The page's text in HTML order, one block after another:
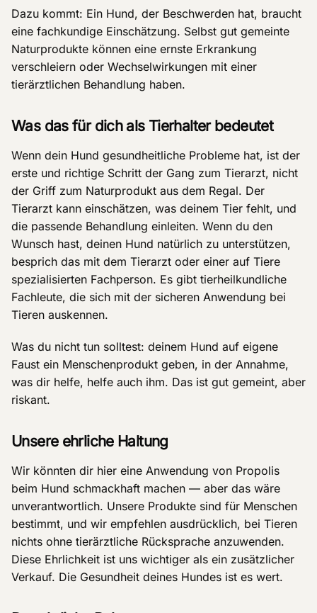
Dazu kommt: Ein Hund, der Beschwerden hat, braucht
eine fachkundige Einschätzung. Selbst gut gemeinte
Naturprodukte können eine ernste Erkrankung
verschleiern oder Wechselwirkungen mit einer
tierärztlichen Behandlung haben.
Was das für dich als Tierhalter bedeutet
Wenn dein Hund gesundheitliche Probleme hat, ist der
erste und richtige Schritt der Gang zum Tierarzt, nicht
der Griff zum Naturprodukt aus dem Regal. Der
Tierarzt kann einschätzen, was deinem Tier fehlt, und
die passende Behandlung einleiten. Wenn du den
Wunsch hast, deinen Hund natürlich zu unterstützen,
besprich das mit dem Tierarzt oder einer auf Tiere
spezialisierten Fachperson. Es gibt tierheilkundliche
Fachleute, die sich mit der sicheren Anwendung bei
Tieren auskennen.
Was du nicht tun solltest: deinem Hund auf eigene
Faust ein Menschenprodukt geben, in der Annahme,
was dir helfe, helfe auch ihm. Das ist gut gemeint, aber
riskant.
Unsere ehrliche Haltung
Wir könnten dir hier eine Anwendung von Propolis
beim Hund schmackhaft machen — aber das wäre
unverantwortlich. Unsere Produkte sind für Menschen
bestimmt, und wir empfehlen ausdrücklich, bei Tieren
nichts ohne tierärztliche Rücksprache anzuwenden.
Diese Ehrlichkeit ist uns wichtiger als ein zusätzlicher
Verkauf. Die Gesundheit deines Hundes ist es wert.